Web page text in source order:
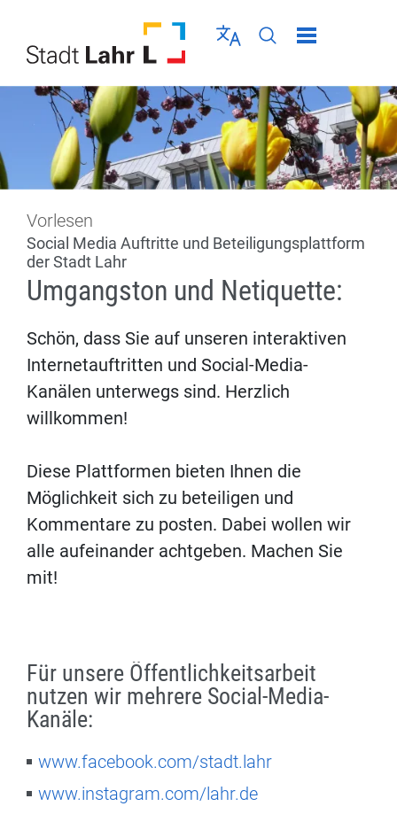
Sprache wählen
Seiten-Suche
Menü schließen
Vorlesen
Social Media Auftritte und Beteiligungsplattform
der Stadt Lahr
Umgangston und Netiquette:
Schön, dass Sie auf unseren interaktiven
Internetauftritten und Social-Media-
Kanälen unterwegs sind. Herzlich
willkommen!
Diese Plattformen bieten Ihnen die
Möglichkeit sich zu beteiligen und
Kommentare zu posten. Dabei wollen wir
alle aufeinander achtgeben. Machen Sie
mit!
Für unsere Öffentlichkeitsarbeit
nutzen wir mehrere Social-Media-
Kanäle:
www.facebook.com/stadt.lahr
www.instagram.com/lahr.de